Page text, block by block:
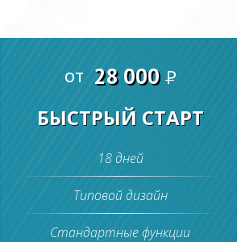
от 28 000 P
БЫСТРЫЙ СТАРТ
18 дней
Типовой дизайн
Стандартные функции